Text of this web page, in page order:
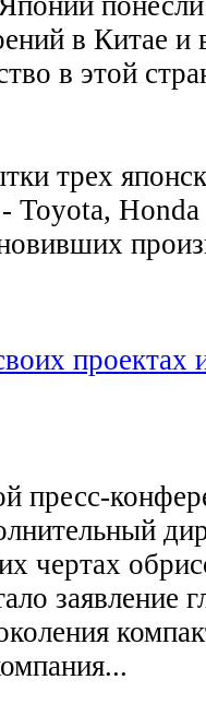
в Китае
в этой
трех
- Toyota,
проектах
пресс-
чертах
заявление